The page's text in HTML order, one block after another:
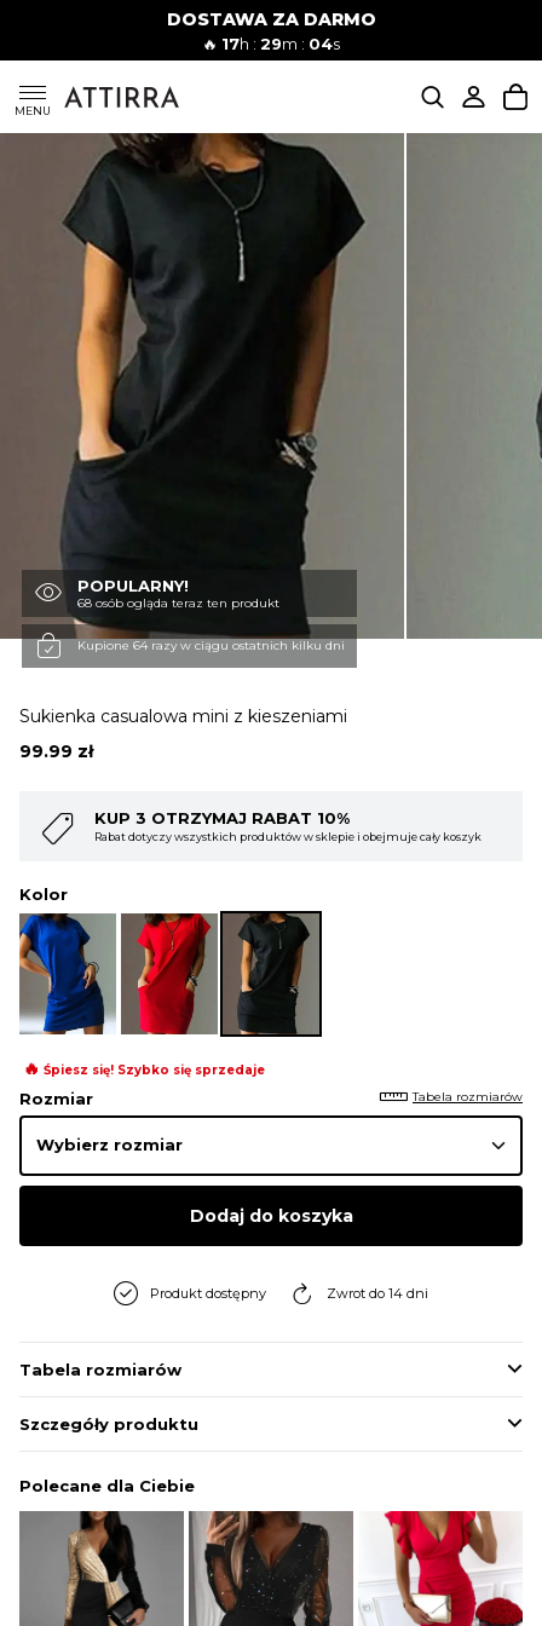
DOSTAWA ZA DARMO
🔥 17h :29m : 03s
MENU
Mężczyźni
SUKIENKI
KOMPLETY
KOMBINEZONY
DÓŁ DAMSKIE
STROJE KĄPIELOWE
BLUZKI
OBUWIE
SWETRY
OKRYCIA WIERZCHNIE
POPULARNY!
68 osób ogląda teraz ten produkt
Kupione 64 razy w ciągu ostatnich kilku dni
Sukienka casualowa mini z kieszeniami
99.99 zł
RABAT 10%
produktów w sklepie i obejmuje cały koszyk Rabat dotyczy wszystkich
Kolor
🔥 Śpiesz się! Szybko się sprzedaje
Rozmiar Tabela rozmiarów
Dodaj do koszyka
Produkt dostępny Zwrot do 14 dni
Tabela rozmiarów
Szczegóły produktu
Polecane dla Ciebie